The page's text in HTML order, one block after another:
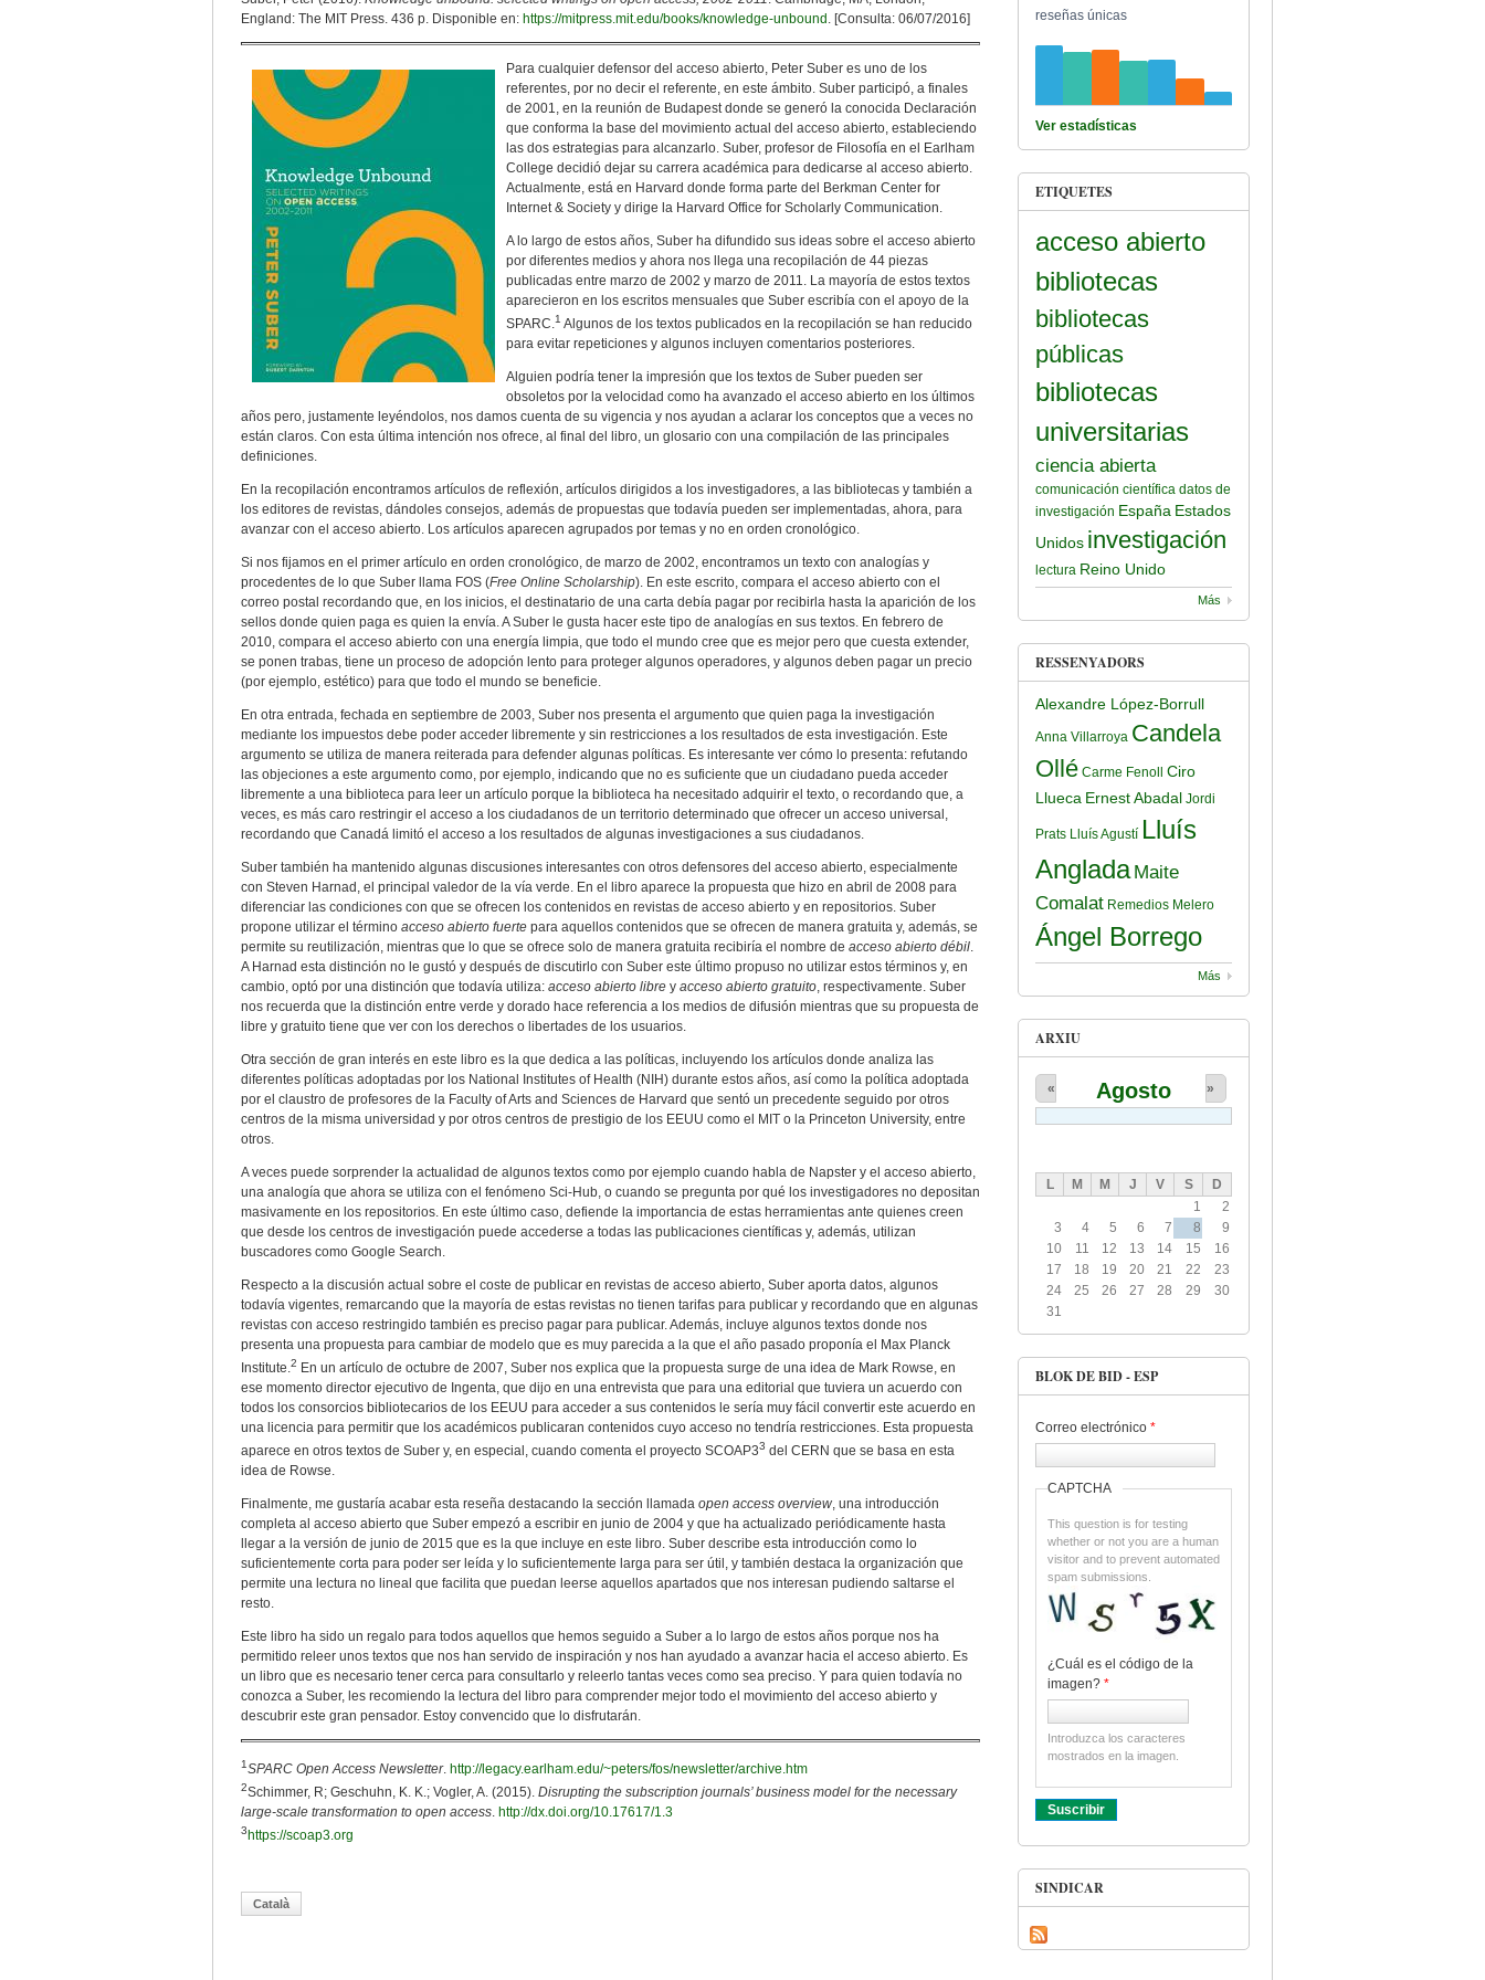
England: The MIT Press. 436 p. Disponible en: https://mitpress.mit.edu/books/knowledge-unbound . [Consulta: 06/07/2016]
Para cualquier defensor del acceso abierto, Peter Suber es uno de los
referentes, por no decir el referente, en este ámbito. Suber participó, a finales
de 2001, en la reunión de Budapest donde se generó la conocida Declaración
que conforma la base del movimiento actual del acceso abierto, estableciendo
las dos estrategias para alcanzarlo. Suber, profesor de Filosofía en el Earlham
College decidió dejar su carrera académica para dedicarse al acceso abierto.
Actualmente, está en Harvard donde forma parte del Berkman Center for
Internet & Society y dirige la Harvard Office for Scholarly Communication.
A lo largo de estos años, Suber ha difundido sus ideas sobre el acceso abierto
por diferentes medios y ahora nos llega una recopilación de 44 piezas
publicadas entre marzo de 2002 y marzo de 2011. La mayoría de estos textos
aparecieron en los escritos mensuales que Suber escribía con el apoyo de la
SPARC.1 Algunos de los textos publicados en la recopilación se han reducido
para evitar repeticiones y algunos incluyen comentarios posteriores.
Alguien podría tener la impresión que los textos de Suber pueden ser
obsoletos por la velocidad como ha avanzado el acceso abierto en los últimos
años pero, justamente leyéndolos, nos damos cuenta de su vigencia y nos ayudan a aclarar los conceptos que a veces no
están claros. Con esta última intención nos ofrece, al final del libro, un glosario con una compilación de las principales
definiciones.
En la recopilación encontramos artículos de reflexión, artículos dirigidos a los investigadores, a las bibliotecas y también a
los editores de revistas, dándoles consejos, además de propuestas que todavía pueden ser implementadas, ahora, para
avanzar con el acceso abierto. Los artículos aparecen agrupados por temas y no en orden cronológico.
Si nos fijamos en el primer artículo en orden cronológico, de marzo de 2002, encontramos un texto con analogías y
procedentes de lo que Suber llama FOS (Free Online Scholarship). En este escrito, compara el acceso abierto con el
correo postal recordando que, en los inicios, el destinatario de una carta debía pagar por recibirla hasta la aparición de los
sellos donde quien paga es quien la envía. A Suber le gusta hacer este tipo de analogías en sus textos. En febrero de
2010, compara el acceso abierto con una energía limpia, que todo el mundo cree que es mejor pero que cuesta extender,
se ponen trabas, tiene un proceso de adopción lento para proteger algunos operadores, y algunos deben pagar un precio
(por ejemplo, estético) para que todo el mundo se beneficie.
En otra entrada, fechada en septiembre de 2003, Suber nos presenta el argumento que quien paga la investigación
mediante los impuestos debe poder acceder libremente y sin restricciones a los resultados de esta investigación. Este
argumento se utiliza de manera reiterada para defender algunas políticas. Es interesante ver cómo lo presenta: refutando
las objeciones a este argumento como, por ejemplo, indicando que no es suficiente que un ciudadano pueda acceder
libremente a una biblioteca para leer un artículo porque la biblioteca ha necesitado adquirir el texto, o recordando que, a
veces, es más caro restringir el acceso a los ciudadanos de un territorio determinado que ofrecer un acceso universal,
recordando que Canadá limitó el acceso a los resultados de algunas investigaciones a sus ciudadanos.
Suber también ha mantenido algunas discusiones interesantes con otros defensores del acceso abierto, especialmente
con Steven Harnad, el principal valedor de la vía verde. En el libro aparece la propuesta que hizo en abril de 2008 para
diferenciar las condiciones con que se ofrecen los contenidos en revistas de acceso abierto y en repositorios. Suber
propone utilizar el término acceso abierto fuerte para aquellos contenidos que se ofrecen de manera gratuita y, además, se
permite su reutilización, mientras que lo que se ofrece solo de manera gratuita recibiría el nombre de acceso abierto débil.
A Harnad esta distinción no le gustó y después de discutirlo con Suber este último propuso no utilizar estos términos y, en
cambio, optó por una distinción que todavía utiliza: acceso abierto libre y acceso abierto gratuito, respectivamente. Suber
nos recuerda que la distinción entre verde y dorado hace referencia a los medios de difusión mientras que su propuesta de
libre y gratuito tiene que ver con los derechos o libertades de los usuarios.
Otra sección de gran interés en este libro es la que dedica a las políticas, incluyendo los artículos donde analiza las
diferentes políticas adoptadas por los National Institutes of Health (NIH) durante estos años, así como la política adoptada
por el claustro de profesores de la Faculty of Arts and Sciences de Harvard que sentó un precedente seguido por otros
centros de la misma universidad y por otros centros de prestigio de los EEUU como el MIT o la Princeton University, entre
otros.
A veces puede sorprender la actualidad de algunos textos como por ejemplo cuando habla de Napster y el acceso abierto,
una analogía que ahora se utiliza con el fenómeno Sci-Hub, o cuando se pregunta por qué los investigadores no depositan
masivamente en los repositorios. En este último caso, defiende la importancia de estas herramientas ante quienes creen
que desde los centros de investigación puede accederse a todas las publicaciones científicas y, además, utilizan
buscadores como Google Search.
Respecto a la discusión actual sobre el coste de publicar en revistas de acceso abierto, Suber aporta datos, algunos
todavía vigentes, remarcando que la mayoría de estas revistas no tienen tarifas para publicar y recordando que en algunas
revistas con acceso restringido también es preciso pagar para publicar. Además, incluye algunos textos donde nos
presenta una propuesta para cambiar de modelo que es muy parecida a la que el año pasado proponía el Max Planck
Institute.2 En un artículo de octubre de 2007, Suber nos explica que la propuesta surge de una idea de Mark Rowse, en
ese momento director ejecutivo de Ingenta, que dijo en una entrevista que para una editorial que tuviera un acuerdo con
todos los consorcios bibliotecarios de los EEUU para acceder a sus contenidos le sería muy fácil convertir este acuerdo en
una licencia para permitir que los académicos publicaran contenidos cuyo acceso no tendría restricciones. Esta propuesta
aparece en otros textos de Suber y, en especial, cuando comenta el proyecto SCOAP33 del CERN que se basa en esta
idea de Rowse.
Finalmente, me gustaría acabar esta reseña destacando la sección llamada open access overview, una introducción
completa al acceso abierto que Suber empezó a escribir en junio de 2004 y que ha actualizado periódicamente hasta
llegar a la versión de junio de 2015 que es la que incluye en este libro. Suber describe esta introducción como lo
suficientemente corta para poder ser leída y lo suficientemente larga para ser útil, y también destaca la organización que
permite una lectura no lineal que facilita que puedan leerse aquellos apartados que nos interesan pudiendo saltarse el
resto.
Este libro ha sido un regalo para todos aquellos que hemos seguido a Suber a lo largo de estos años porque nos ha
permitido releer unos textos que nos han servido de inspiración y nos han ayudado a avanzar hacia el acceso abierto. Es
un libro que es necesario tener cerca para consultarlo y releerlo tantas veces como sea preciso. Y para quien todavía no
conozca a Suber, les recomiendo la lectura del libro para comprender mejor todo el movimiento del acceso abierto y
descubrir este gran pensador. Estoy convencido que lo disfrutarán.
1SPARC Open Access Newsletter. http://legacy.earlham.edu/~peters/fos/newsletter/archive.htm
2Schimmer, R; Geschuhn, K. K.; Vogler, A. (2015). Disrupting the subscription journals’ business model for the necessary
large-scale transformation to open access. http://dx.doi.org/10.17617/1.3
3 https://scoap3.org
Català
reseñas únicas
Ver estadísticas
ETIQUETES
acceso abierto
bibliotecas
bibliotecas
públicas
bibliotecas
universitarias
ciencia abierta
comunicación científica datos de
investigación España Estados
Unidos investigación
lectura Reino Unido
Más
RESSENYADORS
Alexandre López-Borrull
Anna Villarroya Candela
Ollé Carme Fenoll
Ciro
Llueca Ernest Abadal Jordi
Prats Lluís Agustí Lluís
Anglada Maite
Comalat Remedios Melero
Ángel Borrego
Más
ARXIU
Agosto
« »
L M M J V S
D
1
2
3
4 5 6 7 8
9
10
11 12 13 14 15
16
17
18 19 20 21 22
23
24
25 26 27 28 29
30
31
BLOK DE BID - ESP
Correo electrónico *
CAPTCHA
This question is for testing
whether or not you are a human
visitor and to prevent automated
spam submissions.
¿Cuál es el código de la
imagen? *
Introduzca los caracteres
mostrados en la imagen.
SINDICAR